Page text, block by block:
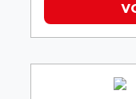
MAESTRO
J2-SUPER
VFD
ARISTON
ARIZONA